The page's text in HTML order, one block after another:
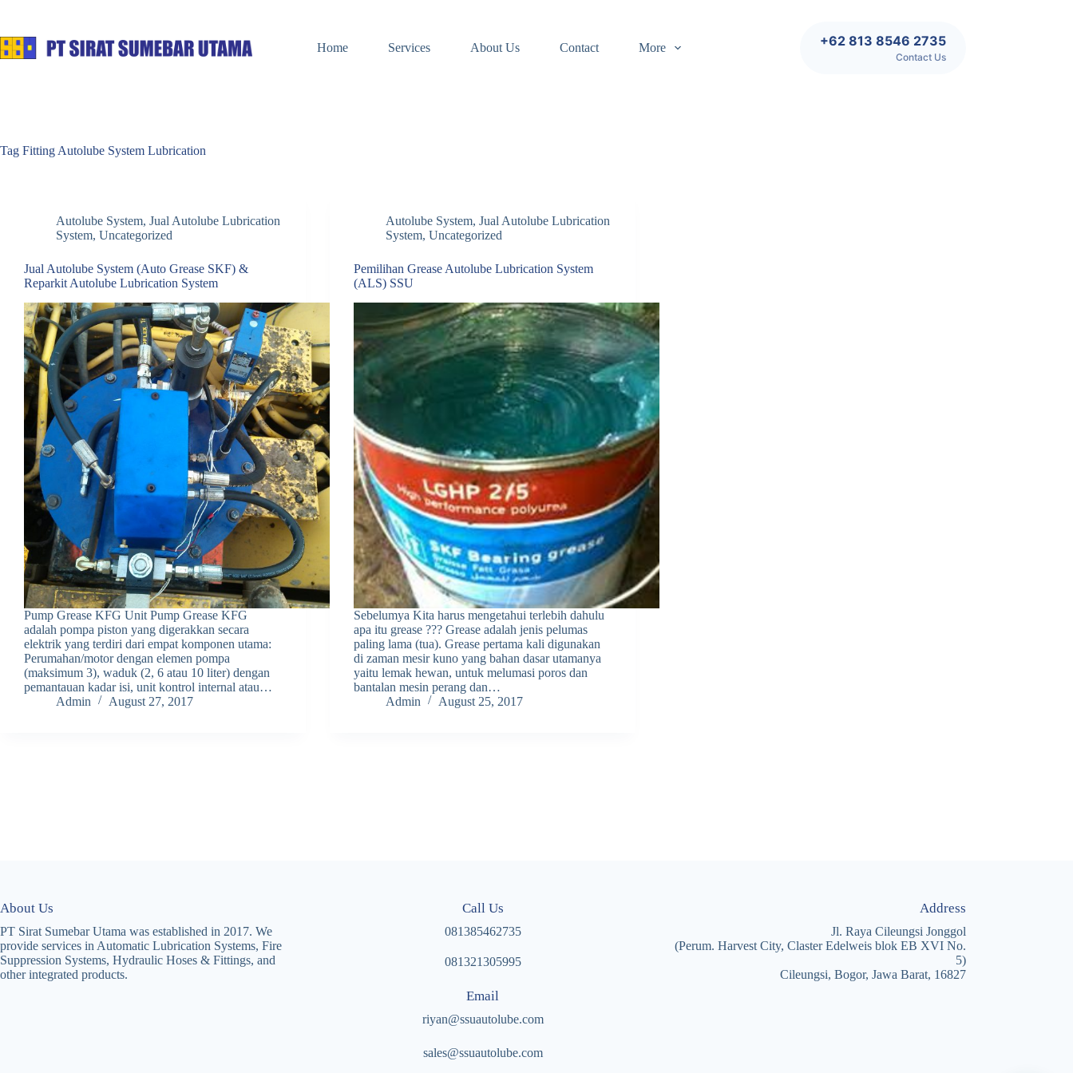
content
Home
Services About Us Contact More +62 813 8546 2735
Contact Us
Tag Fitting Autolube System Lubrication
Autolube System, Jual Autolube Lubrication
System, Uncategorized
Jual Autolube System (Auto Grease SKF) &
Reparkit Autolube Lubrication System
Pump Grease KFG Unit Pump Grease KFG
adalah pompa piston yang digerakkan secara
elektrik yang terdiri dari empat komponen utama:
Perumahan/motor dengan elemen pompa
(maksimum 3), waduk (2, 6 atau 10 liter) dengan
pemantauan kadar isi, unit kontrol internal atau…
Admin
August 27, 2017
Autolube System,Jual Autolube Lubrication
System,Uncategorized
Pemilihan Grease Autolube Lubrication System
(ALS) SSU
Sebelumya Kita harus mengetahui terlebih dahulu
apa itu grease ??? Grease adalah jenis pelumas
paling lama (tua). Grease pertama kali digunakan
di zaman mesir kuno yang bahan dasar utamanya
yaitu lemak hewan, untuk melumasi poros dan
bantalan mesin perang dan…
Admin
August 25, 2017
About Us
PT Sirat Sumebar Utama was established in 2017. We
provide services in Automatic Lubrication Systems, Fire
Suppression Systems, Hydraulic Hoses & Fittings, and
other integrated products.
Call Us
081385462735
081321305995
Email
riyan@ssuautolube.com
sales@ssuautolube.com
Address
Jl. Raya Cileungsi Jonggol
(Perum. Harvest City, Claster Edelweis blok EB XVI No.
5)
Cileungsi, Bogor, Jawa Barat, 16827